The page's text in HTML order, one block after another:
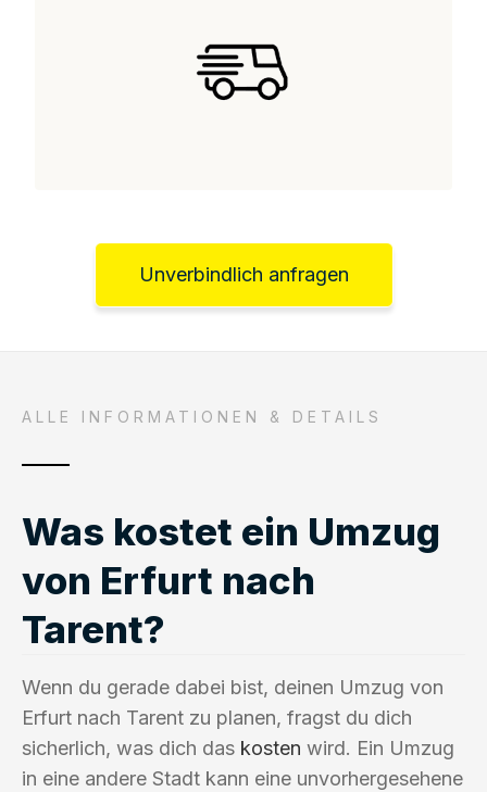
Unverbindlich anfragen
ALLE INFORMATIONEN & DETAILS
Was kostet ein Umzug
von Erfurt nach
Tarent?
Wenn du gerade dabei bist, deinen Umzug von
Erfurt nach Tarent zu planen, fragst du dich
sicherlich, was dich das kosten wird. Ein Umzug
in eine andere Stadt kann eine unvorhergesehene